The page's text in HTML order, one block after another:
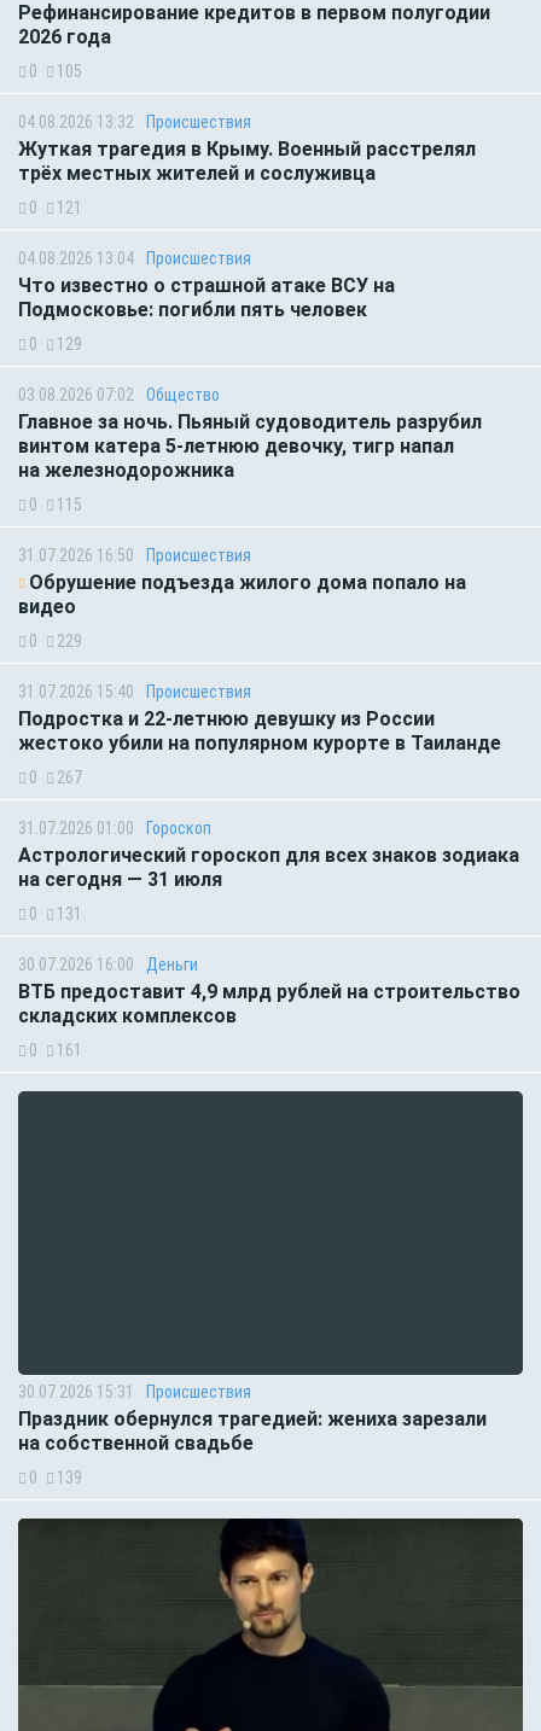
Рефинансирование кредитов в первом полугодии
2026 года
0 105
04.08.2026 13:32 Происшествия
Жуткая трагедия в Крыму. Военный расстрелял
трёх местных жителей и сослуживца
0 121
04.08.2026 13:04 Происшествия
Что известно о страшной атаке ВСУ на
Подмосковье: погибли пять человек
0 129
03.08.2026 07:02 Общество
Главное за ночь. Пьяный судоводитель разрубил
винтом катера 5-летнюю девочку, тигр напал
на железнодорожника
0 115
31.07.2026 16:50 Происшествия
Обрушение подъезда жилого дома попало на
видео
0 229
31.07.2026 15:40 Происшествия
Подростка и 22-летнюю девушку из России
жестоко убили на популярном курорте в Таиланде
0 267
31.07.2026 01:00 Гороскоп
Астрологический гороскоп для всех знаков зодиака
на сегодня — 31 июля
0 131
30.07.2026 16:00 Деньги
ВТБ предоставит 4,9 млрд рублей на строительство
складских комплексов
0 161
30.07.2026 15:31 Происшествия
Праздник обернулся трагедией: жениха зарезали
на собственной свадьбе
0 139